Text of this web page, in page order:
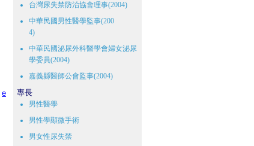
e
台灣尿失禁防治協會理事(2004)
中華民國男性醫學監事(200
4)
中華民國泌尿外科醫學會婦女泌尿
學委員(2004)
嘉義縣醫師公會監事(2004)
專長
男性醫學
男性學顯微手術
男女性尿失禁